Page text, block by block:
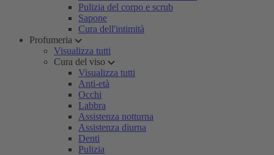
Pulizia del corpo e scrub
Sapone
Cura dell'intimità
Profumeria
Visualizza tutti
Cura del viso
Visualizza tutti
Anti-età
Occhi
Labbra
Assistenza notturna
Assistenza diurna
Denti
Pulizia